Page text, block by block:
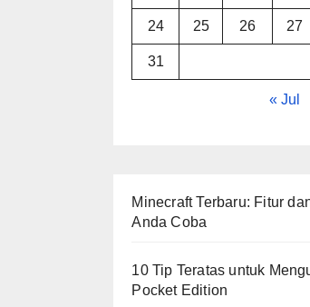
24 25 26 27
31
« Jul
Minecraft Terbaru: Fitur
Anda Coba
10 Tip Teratas untuk
Pocket Edition